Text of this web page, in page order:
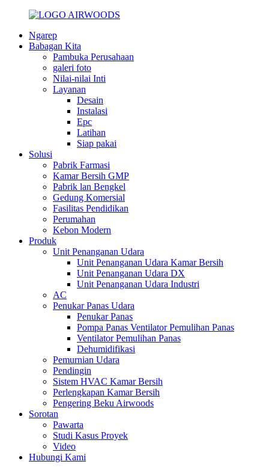
Ngarep
Babagan Kita
Pambuka Perusahaan
galeri foto
Nilai-nilai Inti
Layanan
Desain
Instalasi
Epc
Latihan
Siap pakai
Solusi
Pabrik Farmasi
Kamar Bersih GMP
Pabrik lan Bengkel
Gedung Komersial
Fasilitas Pendidikan
Perumahan
Kebon Modern
Produk
Unit Penanganan Udara
Unit Penanganan Udara Kamar Bersih
Unit Penanganan Udara DX
Unit Penanganan Udara Industri
AC
Penukar Panas Udara
Penukar Panas
Pompa Panas Ventilator Pemulihan Panas
Ventilator Pemulihan Panas
Dehumidifikasi
Pemurnian Udara
Pendingin
Sistem HVAC Kamar Bersih
Perlengkapan Kamar Bersih
Pengering Beku Airwoods
Sorotan
Pawarta
Studi Kasus Proyek
Video
Hubungi Kami